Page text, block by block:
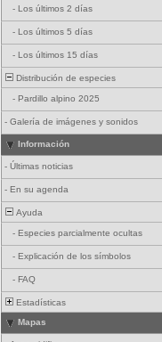
- Los últimos 2 días
- Los últimos 5 días
- Los últimos 15 días
Distribución de especies
- Pardillo alpino 2025
- Galería de imágenes y sonidos
Información
- Últimas noticias
- En su agenda
Ayuda
- Especies parcialmente ocultas
- Explicación de los símbolos
- FAQ
Estadísticas
Mapas